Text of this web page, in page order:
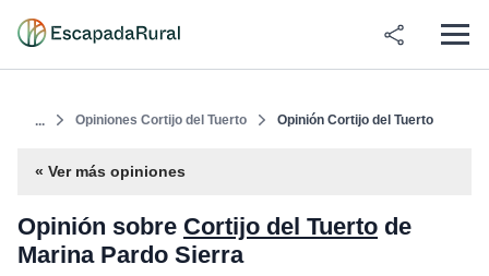
... Opiniones Cortijo del Tuerto Opinión Cortijo del Tuerto
« Ver más opiniones
Opinión sobre Cortijo del Tuerto de
Marina Pardo Sierra